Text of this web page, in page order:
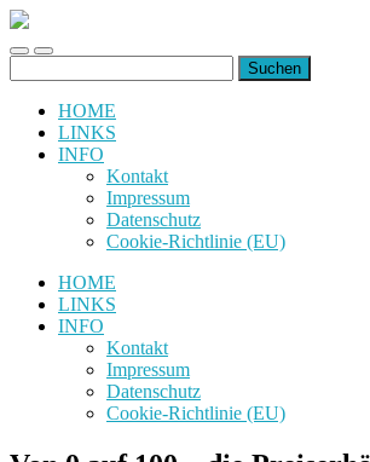
uiuiuiuiuiuiui.de
Toggle
mobile
Toggle
search
nach:
HOME
LINKS
INFO
Kontakt
Impressum
Datenschutz
Cookie-Richtlinie (EU)
HOME
LINKS
INFO
Kontakt
Impressum
Datenschutz
Cookie-Richtlinie (EU)